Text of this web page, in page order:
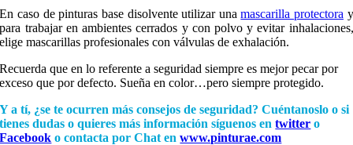
En caso de pinturas base disolvente utilizar unamascarilla protectora y
para trabajar en ambientes cerrados y con polvo y evitar inhalaciones,
elige mascarillas profesionales con válvulas de exhalación.
Recuerda que en lo referente a seguridad siempre es mejor pecar por
exceso que por defecto. Sueña en color…pero siempre protegido.
Y a tí, ¿se te ocurren más consejos de seguridad? Cuéntanoslo o si
tienes dudas o quieres más información síguenos entwitter o
Facebook o contacta por Chat enwww.pinturae.com